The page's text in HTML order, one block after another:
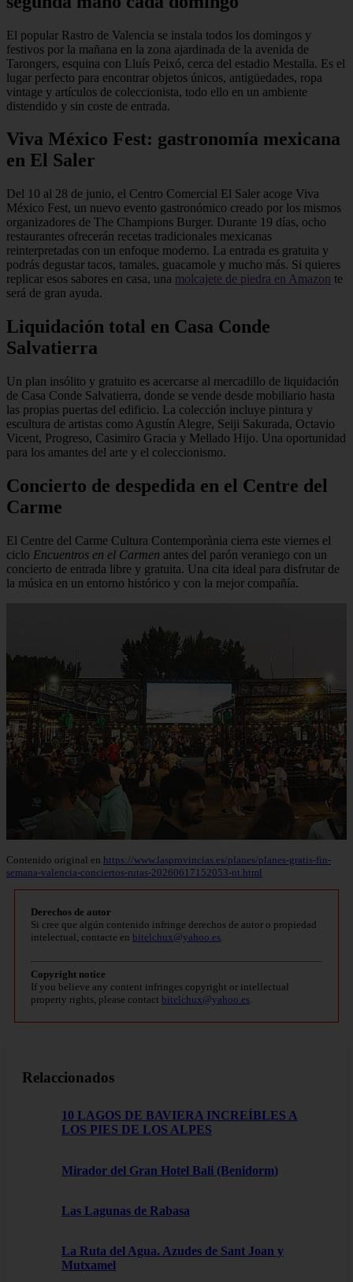
El popular Rastro de Valencia se instala todos los domingos y
festivos por la mañana en la zona ajardinada de la avenida de
Tarongers, esquina con Lluís Peixó, cerca del estadio Mestalla. Es el
lugar perfecto para encontrar objetos únicos, antigüedades, ropa
vintage y artículos de coleccionista, todo ello en un ambiente
distendido y sin coste de entrada.
Viva México Fest: gastronomía mexicana
en El Saler
Del 10 al 28 de junio, el Centro Comercial El Saler acoge Viva
México Fest, un nuevo evento gastronómico creado por los mismos
organizadores de The Champions Burger. Durante 19 días, ocho
restaurantes ofrecerán recetas tradicionales mexicanas
reinterpretadas con un enfoque moderno. La entrada es gratuita y
podrás degustar tacos, tamales, guacamole y mucho más. Si quieres
replicar esos sabores en casa, una molcajete de piedra en Amazon te
será de gran ayuda.
Liquidación total en Casa Conde
Salvatierra
Un plan insólito y gratuito es acercarse al mercadillo de liquidación
de Casa Conde Salvatierra, donde se vende desde mobiliario hasta
las propias puertas del edificio. La colección incluye pintura y
escultura de artistas como Agustín Alegre, Seiji Sakurada, Octavio
Vicent, Progreso, Casimiro Gracia y Mellado Hijo. Una oportunidad
para los amantes del arte y el coleccionismo.
Concierto de despedida en el Centre del
Carme
El Centre del Carme Cultura Contemporània cierra este viernes el
ciclo Encuentros en el Carmen antes del parón veraniego con un
concierto de entrada libre y gratuita. Una cita ideal para disfrutar de
la música en un entorno histórico y con la mejor compañía.
Contenido original en https://www.lasprovincias.es/planes/planes-gratis-fin-
semana-valencia-conciertos-rutas-20260617152053-nt.html
Derechos de autor
Si cree que algún contenido infringe derechos de autor o propiedad
intelectual, contacte en bitelchux@yahoo.es
Copyright notice
If you believe any content infringes copyright or intellectual
property rights, please contact bitelchux@yahoo.es
Relaccionados
10 LAGOS DE BAVIERA INCREÍBLES A
LOS PIES DE LOS ALPES
Mirador del Gran Hotel Bali (Benidorm)
Las Lagunas de Rabasa
La Ruta del Agua. Azudes de Sant Joan y
Mutxamel